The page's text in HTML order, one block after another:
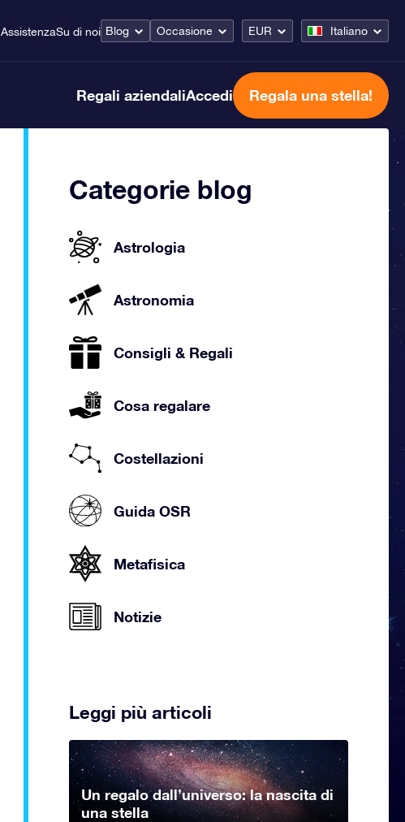
AssistenzaSu di noi Blog Occasione EUR Italiano
Regali aziendaliAccedi Regala una stella!
Categorie blog
Astrologia
Astronomia
Consigli & Regali
Cosa regalare
Costellazioni
Guida OSR
Metafisica
Notizie
Leggi più articoli
Un regalo dall’universo: la nascita di
una stella